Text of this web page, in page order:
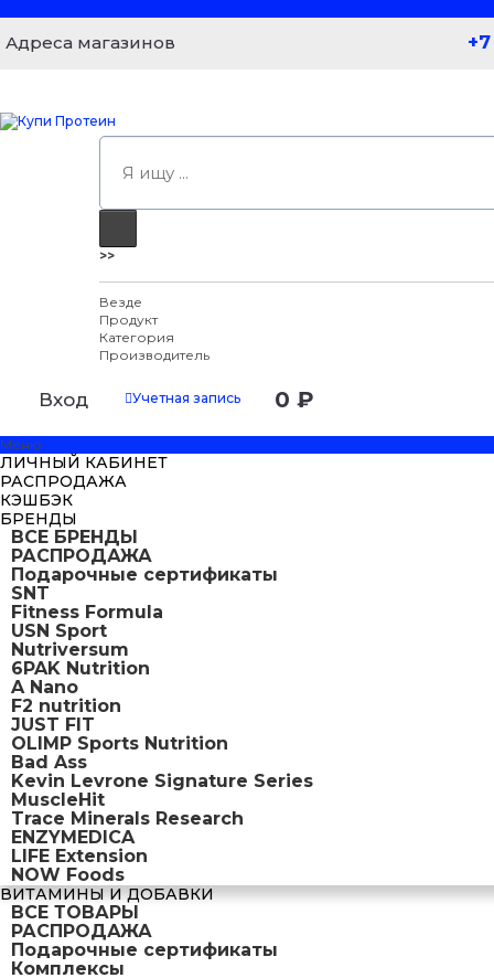
Адреса магазинов
>>
Везде
Продукт
Категория
Производитель
Вход Учетная запись 0 ₽
Меню
ЛИЧНЫЙ КАБИНЕТ
РАСПРОДАЖА
КЭШБЭК
БРЕНДЫ
ВСЕ БРЕНДЫ
РАСПРОДАЖА
Подарочные сертификаты
SNT
Fitness Formula
USN Sport
Nutriversum
6PAK Nutrition
A Nano
F2 nutrition
JUST FIT
OLIMP Sports Nutrition
Bad Ass
Kevin Levrone Signature Series
MuscleHit
Trace Minerals Research
ENZYMEDICA
LIFE Extension
NOW Foods
ВИТАМИНЫ И ДОБАВКИ
ВСЕ ТОВАРЫ
РАСПРОДАЖА
Подарочные сертификаты
Комплексы